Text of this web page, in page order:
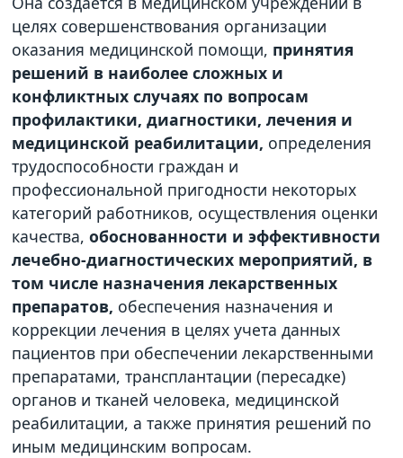
целях совершенствования организации
оказания медицинской помощи, принятия
решений в наиболее сложных и
конфликтных случаях по вопросам
профилактики, диагностики, лечения и
медицинской реабилитации, определения
трудоспособности граждан и
профессиональной пригодности некоторых
категорий работников, осуществления оценки
качества,обоснованности и эффективности
лечебно-диагностических мероприятий, в
том числе назначения лекарственных
препаратов, обеспечения назначения и
коррекции лечения в целях учета данных
пациентов при обеспечении лекарственными
препаратами, трансплантации (пересадке)
органов и тканей человека, медицинской
реабилитации, а также принятия решений по
иным медицинским вопросам.